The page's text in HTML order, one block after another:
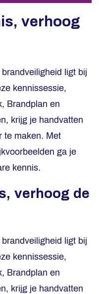
verhoog
ligt bij
kennissessie,
Brandplan en
krijg je handvatten
te maken. Met
ga je
kennis.
verhoog de
ligt bij
kennissessie,
Brandplan en
krijg je handvatten